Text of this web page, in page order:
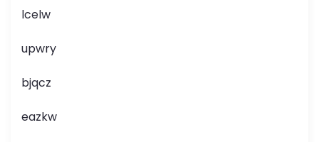
lcelw
upwry
bjqcz
eazkw